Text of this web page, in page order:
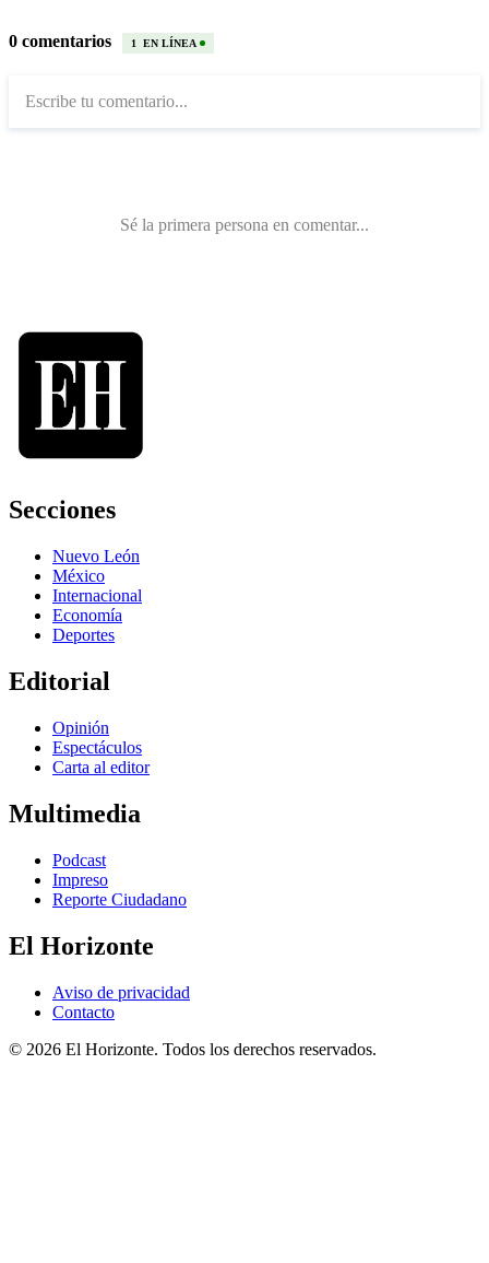
Secciones
Nuevo León
México
Internacional
Economía
Deportes
Editorial
Opinión
Espectáculos
Carta al editor
Multimedia
Podcast
Impreso
Reporte Ciudadano
El Horizonte
Aviso de privacidad
Contacto
© 2026 El Horizonte. Todos los derechos reservados.